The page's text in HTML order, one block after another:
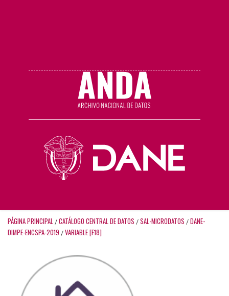
PÁGINA PRINCIPAL / CATÁLOGO CENTRAL DE DATOS / SAL-MICRODATOS / DANE-
DIMPE-ENCSPA-2019 / VARIABLE [F18]